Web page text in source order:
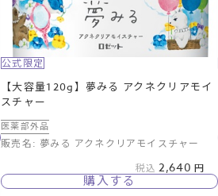
公式限定
【大容量120g】夢みる アクネクリアモイ
スチャー
医薬部外品
販売名: 夢みる アクネクリアモイスチャー
税込 2,640
購入する